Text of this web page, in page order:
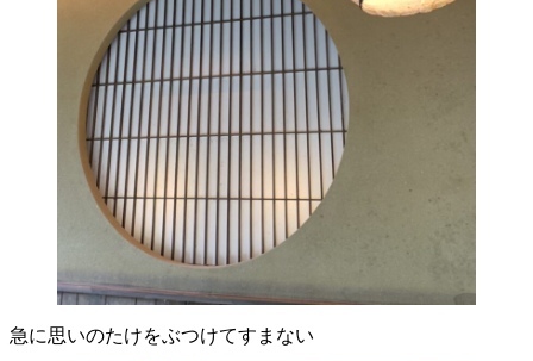
急に思いのたけをぶつけてすまない